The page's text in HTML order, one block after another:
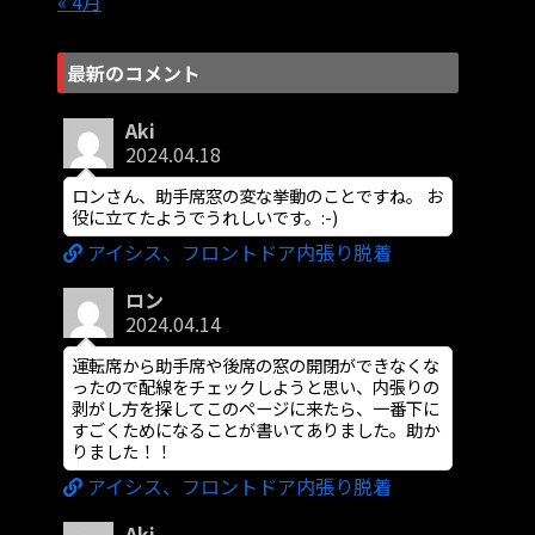
最新のコメント
Aki
2024.04.18
ロンさん、助手席窓の変な挙動のことですね。 お
役に立てたようでうれしいです。:-)
アイシス、フロントドア内張り脱着
ロン
2024.04.14
運転席から助手席や後席の窓の開閉ができなくな
ったので配線をチェックしようと思い、内張りの
剥がし方を探してこのページに来たら、一番下に
すごくためになることが書いてありました。助か
りました！！
アイシス、フロントドア内張り脱着